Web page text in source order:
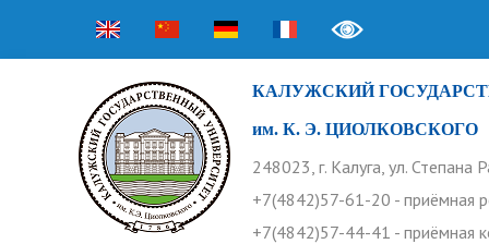
КАЛУЖСКИЙ
им. К. Э. ЦИОЛКОВСКОГО
248023, г. Калуга, ул. Степана
+7(4842)57-61-20 - приёмная
+7(4842)57-44-41 - приёмная